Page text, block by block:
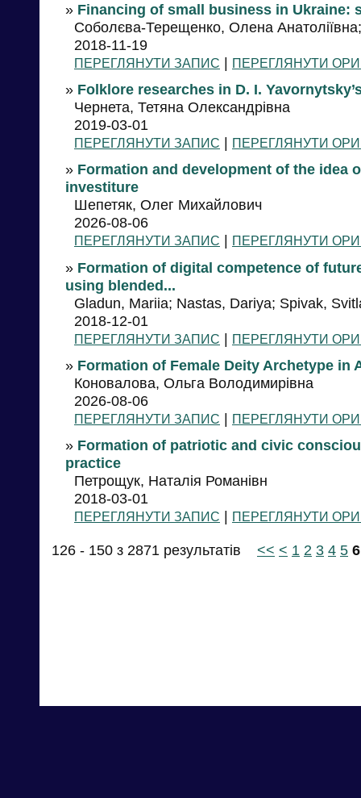
» Financing of small business in Ukraine:
Соболєва-Терещенко, Олена Анатоліївна;
2018-11-19
ПЕРЕГЛЯНУТИ ЗАПИС | ПЕРЕГЛЯНУТИ
» Folklore researches in D. I.
Чернета, Тетяна Олександрівна
2019-03-01
ПЕРЕГЛЯНУТИ ЗАПИС | ПЕРЕГЛЯНУТИ
» Formation and development of the idea
investiture
Шепетяк, Олег Михайлович
2026-08-06
ПЕРЕГЛЯНУТИ ЗАПИС | ПЕРЕГЛЯНУТИ
» Formation of digital competence of
using blended...
Gladun, Mariia; Nastas, Dariya; Spivak,
2018-12-01
ПЕРЕГЛЯНУТИ ЗАПИС | ПЕРЕГЛЯНУТИ
» Formation of Female Deity Archetype in
Коновалова, Ольга Володимирівна
2026-08-06
ПЕРЕГЛЯНУТИ ЗАПИС | ПЕРЕГЛЯНУТИ
» Formation of patriotic and civic
practice
Петрощук, Наталія Романівн
2018-03-01
ПЕРЕГЛЯНУТИ ЗАПИС | ПЕРЕГЛЯНУТИ
126 - 150 з 2871 результатів << < 1 2 3 4 5 6